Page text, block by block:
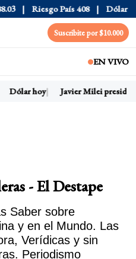
Riesgo País 408 Dólar Oficial
Suscribite por $10.000
EN VIVO
Dólar hoy Javier Milei presidente
- El Destape
Saber sobre
y en el Mundo. Las
Verídicas y sin
Periodismo